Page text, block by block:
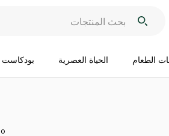
الطعام الحياة العصرية بودكاست